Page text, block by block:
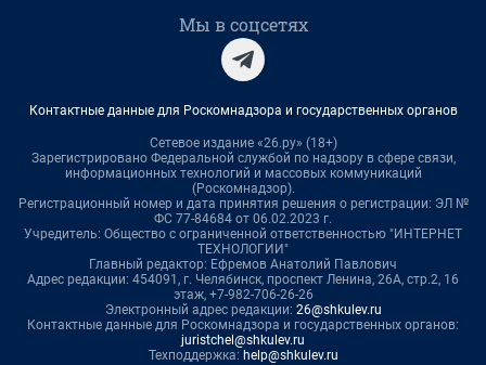
Мы в соцсетях
Контактные данные для Роскомнадзора и государственных органов
Сетевое издание «26.ру» (18+)
Зарегистрировано Федеральной службой по надзору в сфере связи,
информационных технологий и массовых коммуникаций
(Роскомнадзор).
Регистрационный номер и дата принятия решения о регистрации: ЭЛ №
ФС 77-84684 от 06.02.2023 г.
Учредитель: Общество с ограниченной ответственностью "ИНТЕРНЕТ
ТЕХНОЛОГИИ"
Главный редактор: Ефремов Анатолий Павлович
Адрес редакции: 454091, г. Челябинск, проспект Ленина, 26А, стр.2, 16
этаж, +7-982-706-26-26
Электронный адрес редакции: 26@shkulev.ru
Контактные данные для Роскомнадзора и государственных органов:
juristchel@shkulev.ru
Техподдержка: help@shkulev.ru